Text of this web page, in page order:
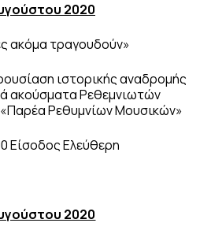
2020
ακόμα τραγουδούν»
ιστορικής αναδρομής
ακούσματα Ρεθεμνιωτών
Ρεθυμνίων Μουσικών»
Είσοδος Ελεύθερη
2020